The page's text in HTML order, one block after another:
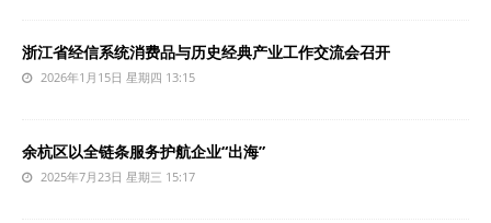
浙江省经信系统消费品与历史经典产业工作交流会召开
2026年1月15日 星期四 13:15
余杭区以全链条服务护航企业“出海”
2025年7月23日 星期三 15:17